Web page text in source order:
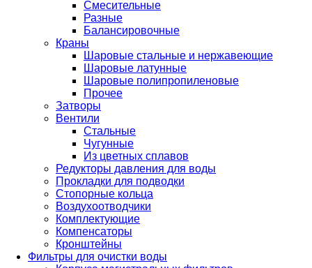
Смесительные
Разные
Балансировочные
Краны
Шаровые стальные и нержавеющие
Шаровые латунные
Шаровые полипропиленовые
Прочее
Затворы
Вентили
Стальные
Чугунные
Из цветных сплавов
Редукторы давления для воды
Прокладки для подводки
Стопорные кольца
Воздухоотводчики
Комплектующие
Компенсаторы
Кронштейны
Фильтры для очистки воды